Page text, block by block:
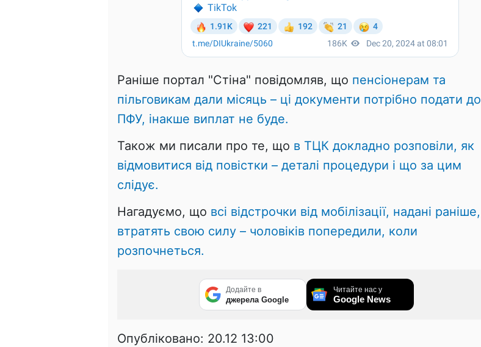
Раніше портал "Стіна" повідомляв, що пенсіонерам та
пільговикам дали місяць – ці документи потрібно подати до
ПФУ, інакше виплат не буде.
Також ми писали про те, що в ТЦК докладно розповіли, як
відмовитися від повістки – деталі процедури і що за цим
слідує.
Нагадуємо, що всі відстрочки від мобілізації, надані раніше,
втратять свою силу – чоловіків попередили, коли
розпочнеться.
Додайте в
джерела Google
Читайте нас у
Google News
Опубліковано: 20.12 13:00